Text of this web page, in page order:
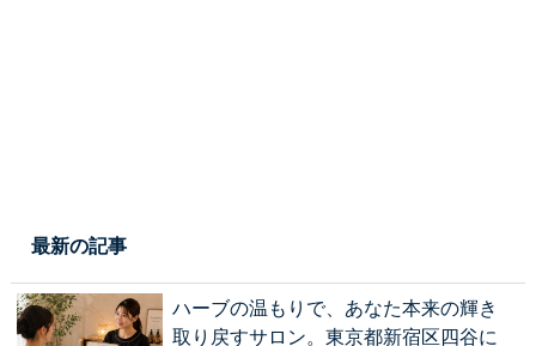
最新の記事
ハーブの温もりで、あなた本来の輝き
取り戻すサロン。東京都新宿区四谷に